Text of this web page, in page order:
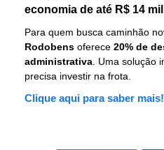
economia de até R$ 14 mil
Para quem busca caminhão
Rodobens oferece 20% de
administrativa . Uma solução
precisa investir na frota.
Clique aqui para saber mais!